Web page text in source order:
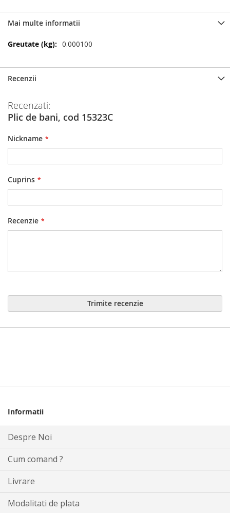
Mai multe informatii
Mai
0.000100
Recenzii
Recenzati:
Plic de bani, cod 15323C
Nickname
Cuprins
Recenzie
Trimite recenzie
Informatii
Despre Noi
Cum comand ?
Livrare
Modalitati de plata